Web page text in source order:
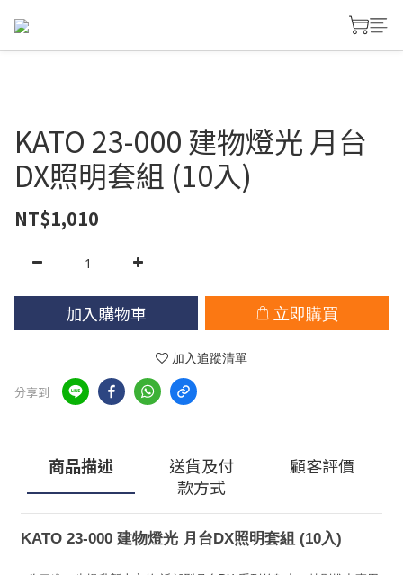
KATO 23-000 建物燈光 月台
DX照明套組 (10入)
NT$1,010
加入購物車 立即購買
加入追蹤清單
分享到
商品描述
送貨及付
款方式
顧客評價
KATO 23-000 建物燈光 月台DX照明套組 (10入)